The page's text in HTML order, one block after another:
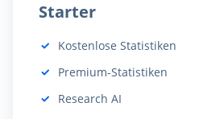
Starter
Beinhaltet:
Kostenlose Statistiken
Beinhaltet:
Premium-Statistiken
Beinhaltet:
Research AI